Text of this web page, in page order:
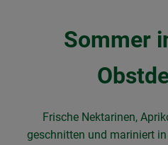
Sommer
Frische Nektarinen,
geschnitten und mariniert